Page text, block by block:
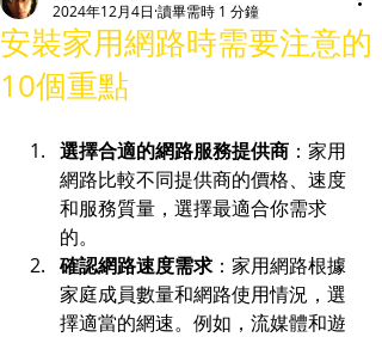
安裝家用網路時需要注意的
10個重點
2024年12月4日 讀畢需時 1 分鐘
選擇合適的網路服務提供商 ：家用
網路比較不同提供商的價格、速度
和服務質量，選擇最適合你需求
的。
確認網路速度需求：家用網路根據
家庭成員數量和網路使用情況，選
擇適當的網速。例如，流媒體和遊